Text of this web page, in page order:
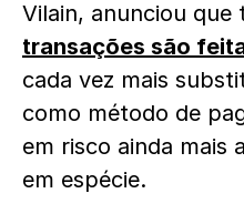
Vilain, anunciou que
transações são
cada vez mais
como método de
em risco ainda mais
em espécie.